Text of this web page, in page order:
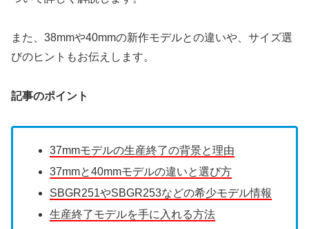
また、38mmや40mmの新作モデルとの違いや、サイズ選
びのヒントもお伝えします。
記事のポイント
37mmモデルの生産終了の背景と理由
37mmと40mmモデルの違いと選び方
SBGR251やSBGR253などの希少モデル情報
生産終了モデルを手に入れる方法